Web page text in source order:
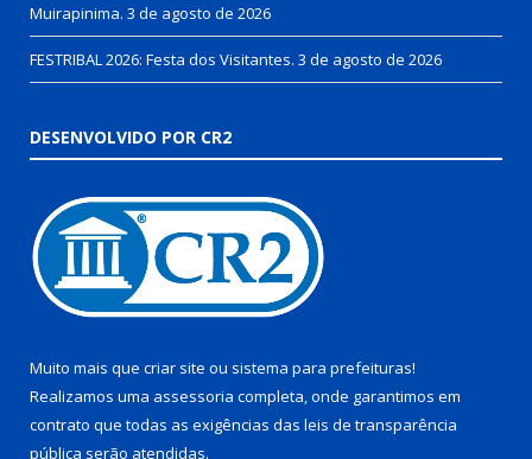
Muirapinima. 3 de agosto de 2026
FESTRIBAL 2026: Festa dos Visitantes. 3 de agosto de 2026
DESENVOLVIDO POR CR2
Muito mais que criar site ou sistema para prefeituras!
Realizamos uma assessoria completa, onde garantimos em
contrato que todas as exigências das leis de transparência
pública serão atendidas.